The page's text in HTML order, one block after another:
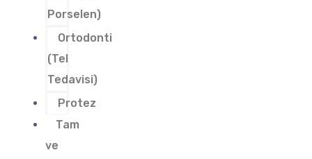
Porselen)
Ortodonti
(Tel
Tedavisi)
Protez
Tam
ve